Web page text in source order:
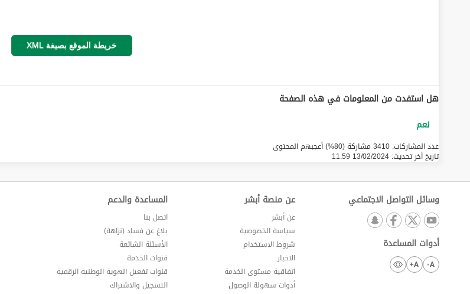
خريطة الموقع بصيغة XML
هل استفدت من المعلومات في هذه الصفحة
عدد المشاركات: 3410 مشاركة (80%) أعجبهم المحتوى
تاريخ أخر تحديث: 13/02/2024 11:59
وسائل التواصل الاجتماعي
أدوات المساعدة
A-
A+
عن منصة أبشر
عن أبشر
سياسة الخصوصية
شروط الاستخدام
الاخبار
اتفاقية مستوى الخدمة
أدوات سهولة الوصول
المساعدة والدعم
اتصل بنا
بلاغ عن فساد (نزاهة)
الأسئلة الشائعة
قنوات الخدمة
قنوات تفعيل الهوية الوطنية الرقمية
التسجيل والاشتراك